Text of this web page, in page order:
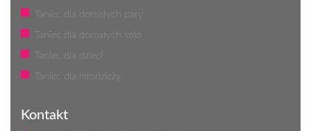
Taniec dla dorosłych pary
Taniec dla dorosłych solo
Taniec dla dzieci
Taniec dla młodzieży
Kontakt